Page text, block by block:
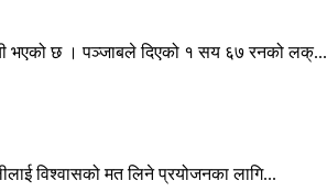
भएको छ । पञ्जाबले दिएको १ सय ६७ रनको लक्...
विश्वासको मत लिने प्रयोजनका लागि...